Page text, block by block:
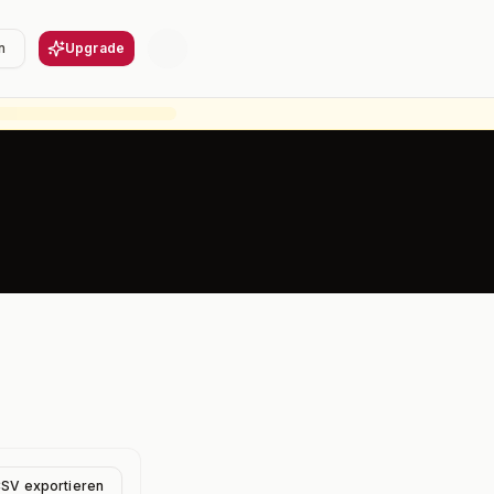
Upgrade
exportieren